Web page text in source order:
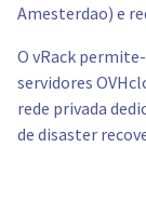
Amesterdao) e
O vRack
servidores
rede privada
de disaster